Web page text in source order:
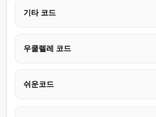
기타 코드
우쿨렐레 코드
쉬운코드